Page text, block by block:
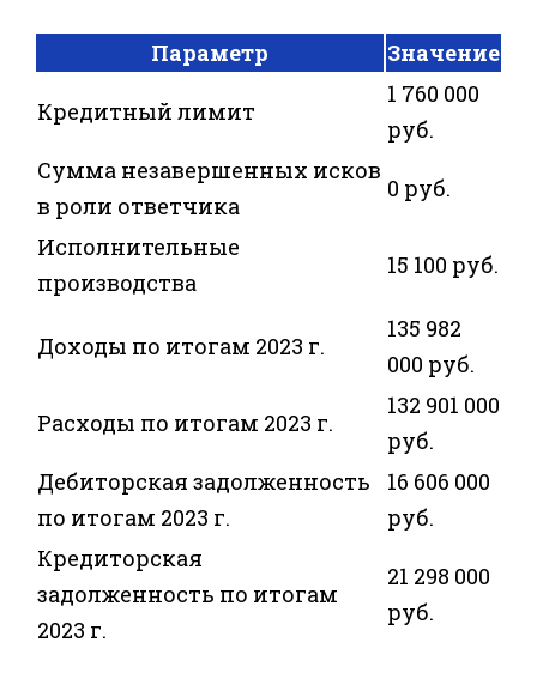
Параметр Значение
Кредитный лимит
1 760 000
руб.
Сумма незавершенных исков
в роли ответчика
0 руб.
Исполнительные
производства
15 100 руб.
Доходы по итогам 2023 г.
135 982
000 руб.
Расходы по итогам 2023 г.
132 901 000
руб.
Дебиторская задолженность
по итогам 2023 г.
16 606 000
руб.
Кредиторская
задолженность по итогам
2023 г.
21 298 000
руб.